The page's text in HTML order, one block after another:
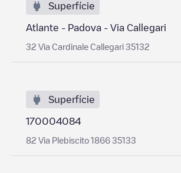
Superfície
Atlante - Padova - Via Callegari
32 Via Cardinale Callegari 35132
Superfície
170004084
82 Via Plebiscito 1866 35133